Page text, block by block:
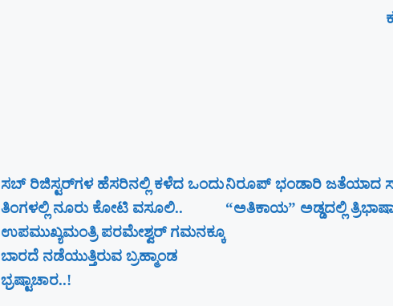
ಸಬ್ ರಿಜಿಸ್ಟರ್​ಗಳ ಹೆಸರಿನಲ್ಲಿ ಕಳೆದ ಒಂದು
ತಿಂಗಳಲ್ಲಿ ನೂರು ಕೋಟಿ ವಸೂಲಿ..
ಉಪಮುಖ್ಯಮಂತ್ರಿ ಪರಮೇಶ್ವರ್​ ಗಮನಕ್ಕೂ
ಬಾರದೆ ನಡೆಯುತ್ತಿರುವ ಬ್ರಹ್ಮಾಂಡ
ಭ್ರಷ್ಟಾಚಾರ..!
ನಿರೂಪ್ ಭಂಡಾರಿ ಜತೆಯಾದ
“ಅತಿಕಾಯ” ಅಡ್ಡದಲ್ಲಿ